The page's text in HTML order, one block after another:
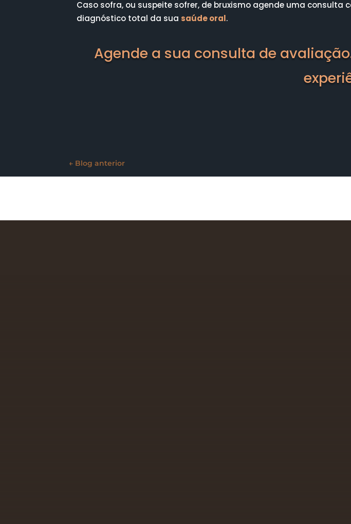
Caso sofra, ou suspeite sofrer, de bruxismo agende uma
diagnóstico total da sua saúde oral.
Agende a sua consulta de
← Blog anterior